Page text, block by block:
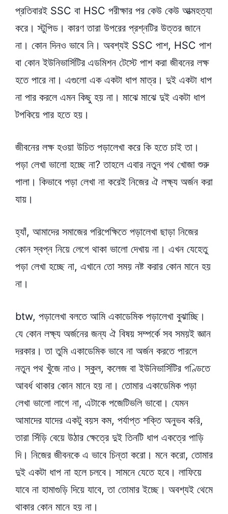
প্রতিবারই SSC বা HSC পরীক্ষার পর কেউ কেউ আত্মহত্যা
করে। স্টুপিড। কারণ তারা উপরের প্রশ্নটির উত্তর জানে
না। কোন দিনও ভাবে নি। অবশ্যই SSC পাশ, HSC পাশ
বা কোন ইউনিভার্সিটির এডমিশন টেস্টে পাশ করা জীবনের লক্ষ
হতে পারে না। এগুলো এক একটা ধাপ মাত্র। দুই একটা ধাপ
না পার করলে এমন কিছু হয় না। মাঝে মাঝে দুই একটা ধাপ
টপকিয়ে পার হতে হয়।
জীবনের লক্ষ হওয়া উচিত পড়ালেখা করে কি হতে চাই তা।
পড়া লেখা ভালো হচ্ছে না? তাহলে এবার নতুন পথ খোজা শুরু
পালা। কিভাবে পড়া লেখা না করেই নিজের ঐ লক্ষ্য অর্জন করা
যায়।
হ্যাঁ, আমাদের সমাজের পরিপেক্ষিতে পড়ালেখা ছাড়া নিজের
কোন স্বপ্ন নিয়ে লেগে থাকা ভালো দেখায় না। এখন যেহেতু
পড়া লেখা হচ্ছে না, এখানে তো সময় নষ্ট করার কোন মানে হয়
না।
btw, পড়ালেখা বলতে আমি একাডেমিক পড়ালেখা বুঝাচ্ছি।
যে কোন লক্ষ্য অর্জনের জন্য ঐ বিষয় সম্পর্কে সব সময়ই জ্ঞান
দরকার। তা তুমি একাডেমিক ভাবে না অর্জন করতে পারলে
নতুন পথ খুঁজে নাও। স্কুল, কলেজ বা ইউনিভার্সিটির গণ্ডিতে
আবর্ধ থাকার কোন মানে হয় না। তোমার একাডেমিক পড়া
লেখা ভালো লাগে না, এটাকে পজেটিভলি ভাবো। যেমন
আমাদের যাদের একটু বয়স কম, পর্যাপ্ত শক্তি অনুভব করি,
তারা সিঁড়ি বেয়ে উঠার ক্ষেত্রে দুই তিনটি ধাপ একত্রে পাড়ি
দি। নিজের জীবনকে এ ভাবে চিন্তা করো। মনে করো, তোমার
দুই একটা ধাপ না হলে চলবে। সামনে যেতে হবে। লাফিয়ে
যাবে না হামাগুড়ি দিয়ে যাবে, তা তোমার ইচ্ছে। অবশ্যই থেমে
থাকার কোন মানে হয় না।